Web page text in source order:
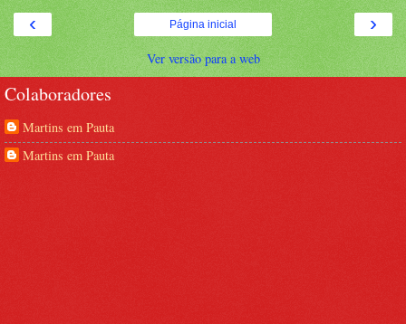
‹ ›
Página inicial
Ver versão para a web
Colaboradores
Martins em Pauta
Martins em Pauta